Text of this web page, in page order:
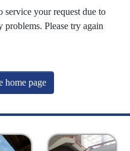
service your request due to
Please try again
home page